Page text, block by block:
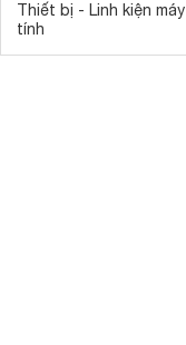
Thiết bị - Linh kiện máy
tính